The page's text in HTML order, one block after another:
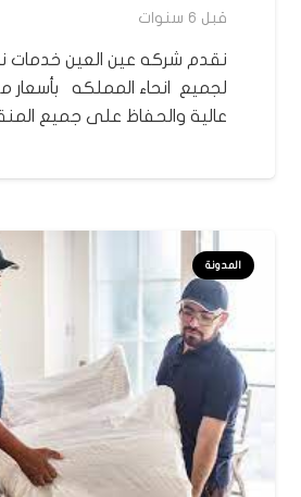
قبل 6 سنوات
نقدم شركه عين العين خدمات
لجميع انحاء المملكه بأسعار
عالية والحفاظ على جميع
المدونة